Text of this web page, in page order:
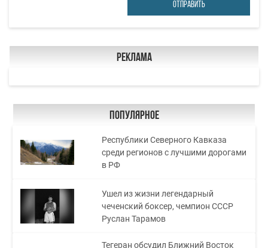
ОТПРАВИТЬ
Реклама
Популярное
Республики Северного Кавказа
среди регионов с лучшими дорогами
в РФ
Ушел из жизни легендарный
чеченский боксер, чемпион СССР
Руслан Тарамов
Тегеран обсудил Ближний Восток